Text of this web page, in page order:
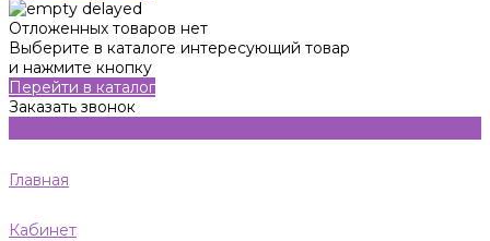
Отложенных товаров нет
Выберите в каталоге интересующий товар
и нажмите кнопку
Перейти в каталог
Заказать звонок
Главная
Кабинет